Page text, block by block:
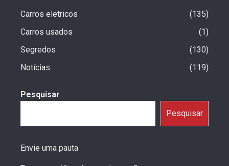
Carros eletricos
135
Carros usados
1
Segredos
130
Notícias
119
Pesquisar
Pesquisar
Envie uma pauta